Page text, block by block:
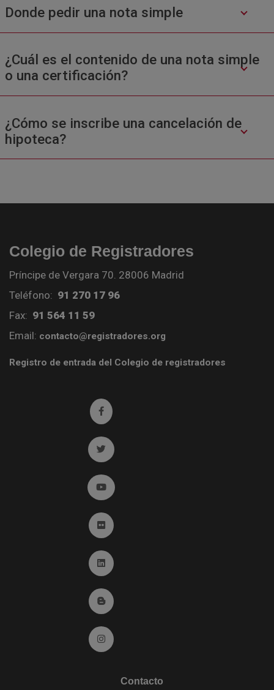
Donde pedir una nota simple
¿Cuál es el contenido de una nota simple
o una certificación?
¿Cómo se inscribe una cancelación de
hipoteca?
Colegio de Registradores
Príncipe de Vergara 70. 28006 Madrid
Teléfono: 91 270 17 96
Fax: 91 564 11 59
Email: contacto@registradores.org
Registro de entrada del Colegio de registradores
Ir a facebook (abre en ventana nueva)
Ir a twitter (abre en ventana nueva)
Ir a YouTube (abre en ventana nueva)
Ir a Flickr (abre en ventana nueva)
Ir a Linkedin (abre en ventana nueva)
Ir al Blog (abre en ventana nueva)
Ir a Instagram (abre en ventana nueva)
Contacto